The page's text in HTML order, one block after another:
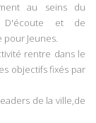
au seins du
D'écoute et de
pour Jeunes.
rentre dans le
objectifs fixés par
de la ville,de